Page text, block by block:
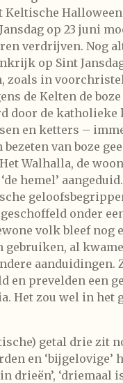
Keltische
op 23 juni
verdrijven. Nog
op Sint
zoals in
de Kelten de boze
door de katholieke
en ketters –
van boze
Walhalla, de
hemel’
onder
volk bleef nog
gebruiken, al
aanduidingen.
en prevelden een
Het zou wel in het
getal drie zit
en ‘bijgelovige’
drieën’, ‘driemaal